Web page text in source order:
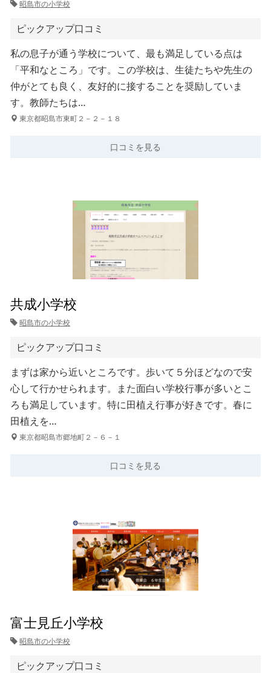
昭島市の小学校
ピックアップ口コミ
私の息子が通う学校について、最も満足している点は
「平和なところ」です。この学校は、生徒たちや先生の
仲がとても良く、友好的に接することを奨励していま
す。教師たちは…
東京都昭島市東町２－２－１８
口コミを見る
共成小学校
昭島市の小学校
ピックアップ口コミ
まずは家から近いところです。歩いて５分ほどなので安
心して行かせられます。また面白い学校行事が多いとこ
ろも満足しています。特に田植え行事が好きです。春に
田植えを…
東京都昭島市郷地町２－６－１
口コミを見る
富士見丘小学校
昭島市の小学校
ピックアップ口コミ